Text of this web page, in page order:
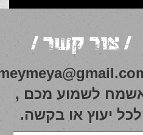
/ צור קשר /
לשמוע מכם ,
לכל יעוץ או בקשה.